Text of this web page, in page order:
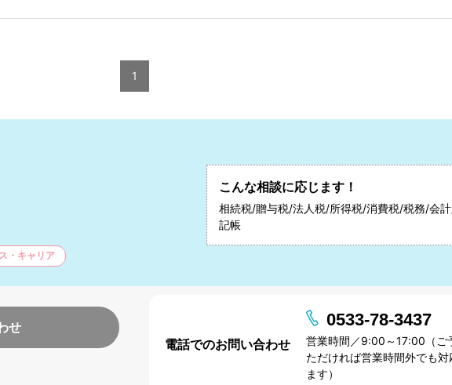
1
・キャリア
こんな相談に応じます！
相続税/贈与税/法人税/所得税/消費税/税務/会
記帳
せ
電話でのお問い合わせ
0533-78-3437
営業時間／9:00～17:00（ご
ただければ営業時間外でも対
ます）